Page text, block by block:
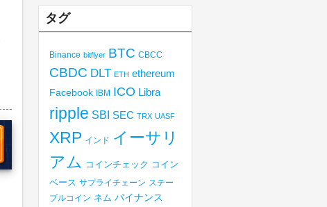
タグ
Binance bitflyer BTC CBCC
CBDC DLT ETH ethereum
Facebook IBM ICO Libra
ripple SBI SEC TRX UASF
XRP インド イーサリ
アム コインチェック コイン
ベース サプライチェーン ステー
ブルコイン ネム バイナンス